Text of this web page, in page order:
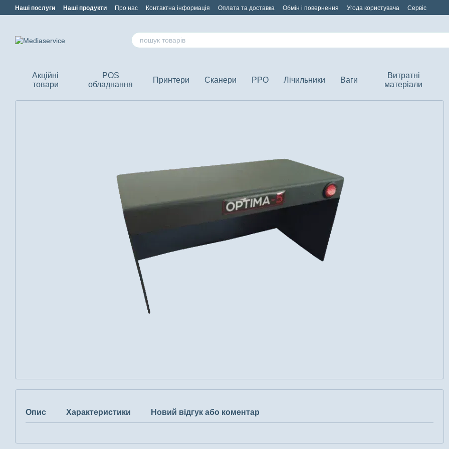
Перейти до основного контенту
Наші послуги Наші продукти Про нас Контактна інформація Оплата та доставка Обмін і повернення Угода користувача Сервіс
Акційні
товари
POS
обладнання
Принтери Сканери РРО Лічильники Ваги
Витратні
матеріали
Опис Характеристики Новий відгук або коментар